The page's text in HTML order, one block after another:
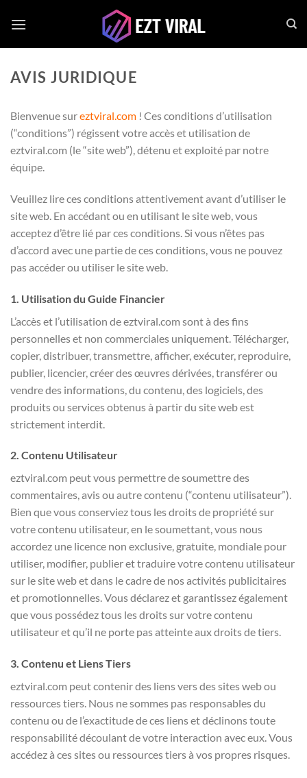
AVIS JURIDIQUE
Bienvenue sureztviral.com ! Ces conditions d’utilisation
(“conditions”) régissent votre accès et utilisation de
eztviral.com (le “site web”), détenu et exploité par notre
équipe.
Veuillez lire ces conditions attentivement avant d’utiliser le
site web. En accédant ou en utilisant le site web, vous
acceptez d’être lié par ces conditions. Si vous n’êtes pas
d’accord avec une partie de ces conditions, vous ne pouvez
pas accéder ou utiliser le site web.
1. Utilisation du Guide Financier
L’accès et l’utilisation de eztviral.com sont à des fins
personnelles et non commerciales uniquement. Télécharger,
copier, distribuer, transmettre, afficher, exécuter, reproduire,
publier, licencier, créer des œuvres dérivées, transférer ou
vendre des informations, du contenu, des logiciels, des
produits ou services obtenus à partir du site web est
strictement interdit.
2. Contenu Utilisateur
eztviral.com peut vous permettre de soumettre des
commentaires, avis ou autre contenu (“contenu utilisateur”).
Bien que vous conserviez tous les droits de propriété sur
votre contenu utilisateur, en le soumettant, vous nous
accordez une licence non exclusive, gratuite, mondiale pour
utiliser, modifier, publier et traduire votre contenu utilisateur
sur le site web et dans le cadre de nos activités publicitaires
et promotionnelles. Vous déclarez et garantissez également
que vous possédez tous les droits sur votre contenu
utilisateur et qu’il ne porte pas atteinte aux droits de tiers.
3. Contenu et Liens Tiers
eztviral.com peut contenir des liens vers des sites web ou
ressources tiers. Nous ne sommes pas responsables du
contenu ou de l’exactitude de ces liens et déclinons toute
responsabilité découlant de votre interaction avec eux. Vous
accédez à ces sites ou ressources tiers à vos propres risques.